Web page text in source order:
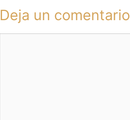
Deja un comentario